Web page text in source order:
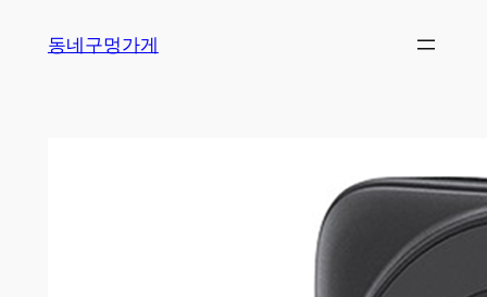
동네구멍가게